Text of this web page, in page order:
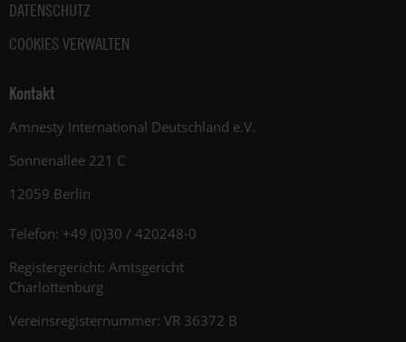
DATENSCHUTZ
COOKIES VERWALTEN
Kontakt
Amnesty International Deutschland e.V.
Sonnenallee 221 C
12059 Berlin
Telefon: +49 (0)30 / 420248-0
Registergericht: Amtsgericht
Charlottenburg
Vereinsregisternummer: VR 36372 B